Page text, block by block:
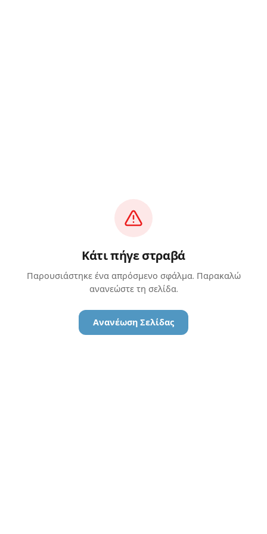
Κάτι πήγε στραβά
Παρουσιάστηκε ένα απρόσμενο σφάλμα. Παρακαλώ
ανανεώστε τη σελίδα.
Ανανέωση Σελίδας